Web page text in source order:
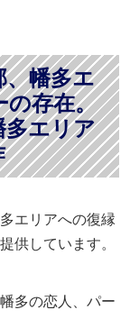
、幡多エ
の存在。
多エリア
エリアへの復縁
提供しています。
多の恋人、パー